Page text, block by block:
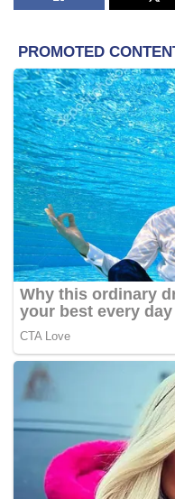
Mereka berada di sini
Tuanku Jaafar.
Adenan berkata rakyat
melihat sumber hutan
sekadar berminat
mengeksploitasi nilai
“Pembalakan haram
tidak dikekang boleh
“Apa ayang berlaku di
memberi pengajaran
Penerokaan tanahnya
tanah runtuh, banjir
meningkat,” kata Adenan.
Beliau berkata beliau
pembalakan haram di
banyak sejak beliau
pencegahan tegas dan
mengikut undang-